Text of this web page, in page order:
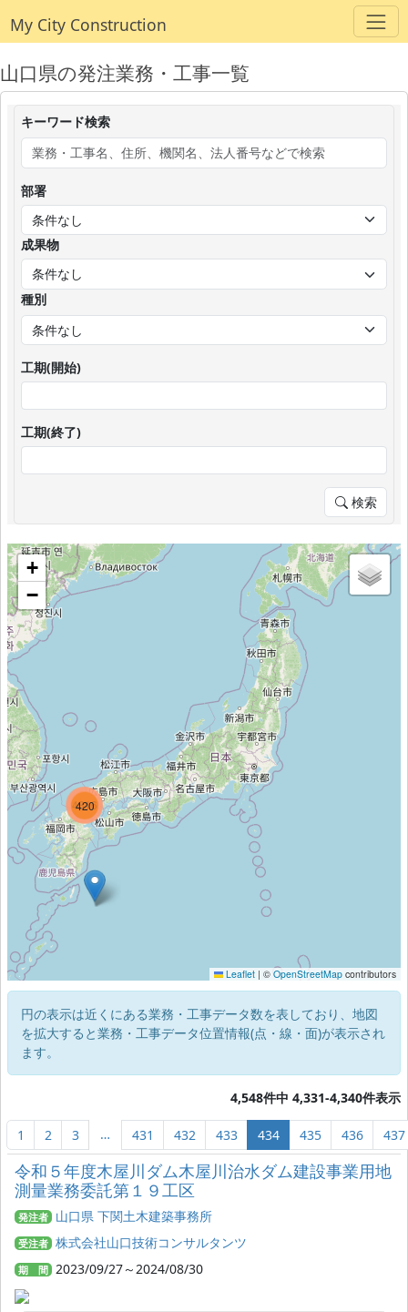
My City Construction
山口県の発注業務・工事一覧
キーワード検索
部署
成果物
種別
工期(開始)
工期(終了)
検索
420
1656
4316
+
−
Leaflet | © OpenStreetMap contributors
円の表示は近くにある業務・工事データ数を表しており、地図
を拡大すると業務・工事データ位置情報(点・線・面)が表示され
ます。
4,548件中 4,331-4,340件表示
1 2 3 … 431 432 433 434 435 436 437
令和５年度木屋川ダム木屋川治水ダム建設事業用地
測量業務委託第１９工区
発注者 山口県 下関土木建築事務所
受注者 株式会社山口技術コンサルタンツ
期 間 2023/09/27～2024/08/30